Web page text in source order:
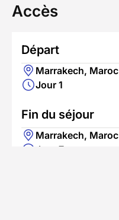
Accès
Départ
Marrakech, Maroc
Jour 1
Fin du séjour
Marrakech, Maroc
Jour 7